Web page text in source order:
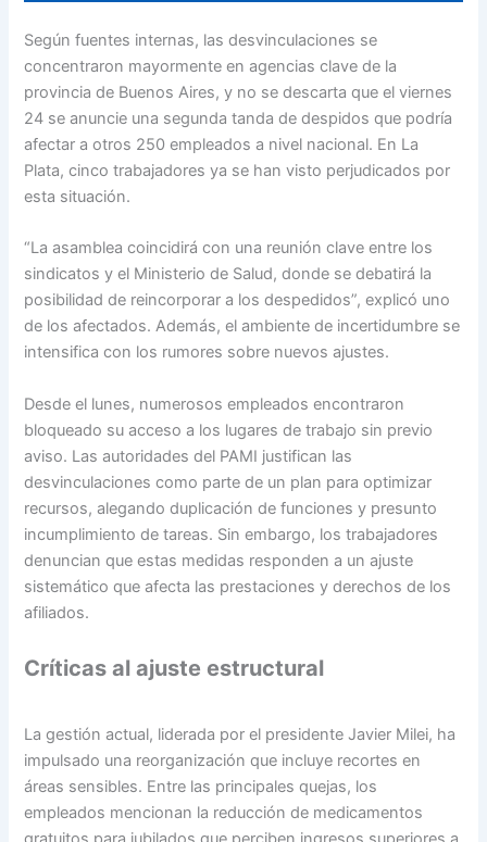
Según fuentes internas, las desvinculaciones se
concentraron mayormente en agencias clave de la
provincia de Buenos Aires, y no se descarta que el viernes
24 se anuncie una segunda tanda de despidos que podría
afectar a otros 250 empleados a nivel nacional. En La
Plata, cinco trabajadores ya se han visto perjudicados por
esta situación.
“La asamblea coincidirá con una reunión clave entre los
sindicatos y el Ministerio de Salud, donde se debatirá la
posibilidad de reincorporar a los despedidos”, explicó uno
de los afectados. Además, el ambiente de incertidumbre se
intensifica con los rumores sobre nuevos ajustes.
Desde el lunes, numerosos empleados encontraron
bloqueado su acceso a los lugares de trabajo sin previo
aviso. Las autoridades del PAMI justifican las
desvinculaciones como parte de un plan para optimizar
recursos, alegando duplicación de funciones y presunto
incumplimiento de tareas. Sin embargo, los trabajadores
denuncian que estas medidas responden a un ajuste
sistemático que afecta las prestaciones y derechos de los
afiliados.
Críticas al ajuste estructural
La gestión actual, liderada por el presidente Javier Milei, ha
impulsado una reorganización que incluye recortes en
áreas sensibles. Entre las principales quejas, los
empleados mencionan la reducción de medicamentos